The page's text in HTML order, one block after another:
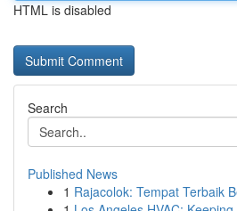
HTML is disabled
Search
Published News
1 Rajacolok: Tempat Terbaik